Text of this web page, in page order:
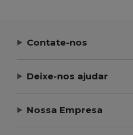
Contate-nos
Deixe-nos ajudar
Nossa Empresa